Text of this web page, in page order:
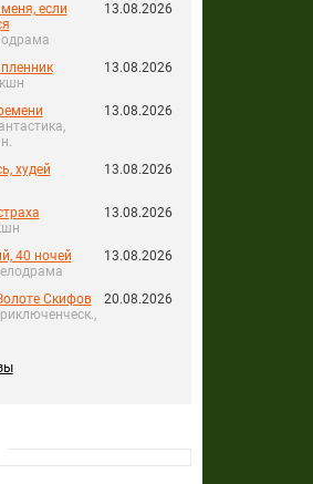
если
13.08.2026
13.08.2026
13.08.2026
худей
13.08.2026
13.08.2026
40 ночей
13.08.2026
Скифов
20.08.2026